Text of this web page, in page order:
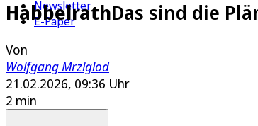
Newsletter
E-Paper
HabbelrathDas sind die
Von
Wolfgang Mrziglod
21.02.2026, 09:36 Uhr
2 min